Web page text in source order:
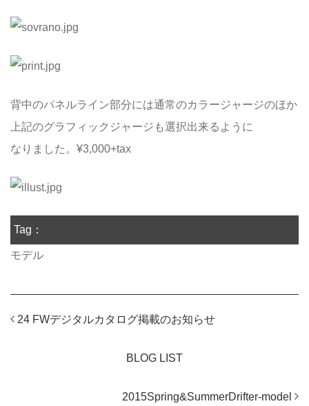
背中のパネルライン部分には通常のカラージャージのほか
上記のグラフィックジャージも選択出来るように
なりました。¥3,000+tax
Tag：
モデル
24 FWデジタルカタログ掲載のお知らせ
BLOG LIST
2015Spring&SummerDrifter-model